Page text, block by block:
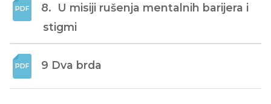
8.  U misiji rušenja mentalnih barijera i
stigmi
9 Dva brda